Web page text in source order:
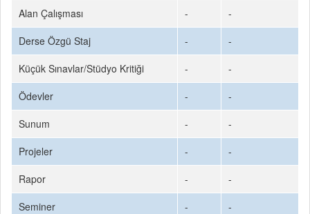
Alan Çalışması
-
-
Derse Özgü Staj
-
-
Küçük Sınavlar/Stüdyo Kritiği
-
-
Ödevler
-
-
Sunum
-
-
Projeler
-
-
Rapor
-
-
Seminer
-
-